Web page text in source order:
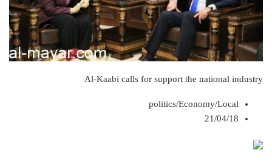
Al-Kaabi calls for support the national industry
politics/Economy/Local
21/04/18